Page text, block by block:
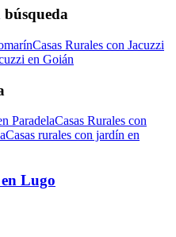
búsqueda
Casas Rurales con Jacuzzi
en Goián
ParadelaCasas Rurales con
Casas rurales con jardín en
Lugo